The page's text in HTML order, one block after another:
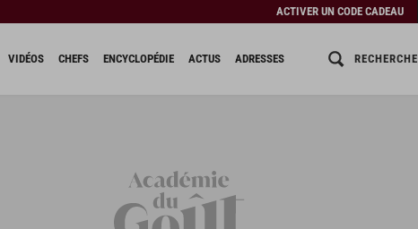
ACTIVER UN CODE CADEAU
VIDÉOS CHEFS ENCYCLOPÉDIE ACTUS ADRESSES RECHERCHE